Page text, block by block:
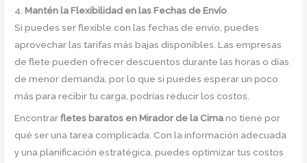
4.Mantén la Flexibilidad en las Fechas de Envío
Si puedes ser flexible con las fechas de envío, puedes
aprovechar las tarifas más bajas disponibles. Las empresas
de flete pueden ofrecer descuentos durante las horas o días
de menor demanda, por lo que si puedes esperar un poco
más para recibir tu carga, podrías reducir los costos.
Encontrarfletes baratos en Mirador de la Cimano tiene por
qué ser una tarea complicada. Con la información adecuada
y una planificación estratégica, puedes optimizar tus costos